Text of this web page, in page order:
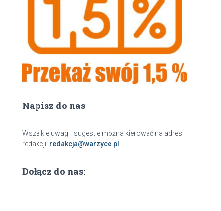
Napisz do nas
Wszelkie uwagi i sugestie można kierować na adres
redakcji: redakcja@warzyce.pl
Dołącz do nas: